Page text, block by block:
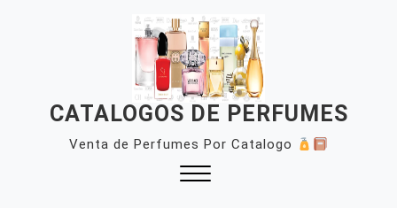
CATALOGOS DE PERFUMES
Venta de Perfumes Por Catalogo